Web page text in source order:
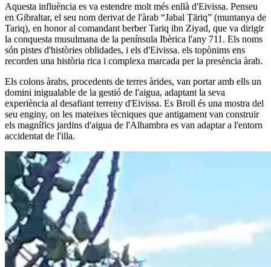
Aquesta influència es va estendre molt més enllà d'Eivissa. Penseu
en Gibraltar, el seu nom derivat de l'àrab “Jabal Ṭāriq” (muntanya de
Tariq), en honor al comandant berber Tariq ibn Ziyad, que va dirigir
la conquesta musulmana de la península Ibèrica l'any 711. Els noms
són pistes d'històries oblidades, i els d'Eivissa. els topònims ens
recorden una història rica i complexa marcada per la presència àrab.
Els colons àrabs, procedents de terres àrides, van portar amb ells un
domini inigualable de la gestió de l'aigua, adaptant la seva
experiència al desafiant terreny d'Eivissa. Es Broll és una mostra del
seu enginy, on les mateixes tècniques que antigament van construir
els magnífics jardins d'aigua de l'Alhambra es van adaptar a l'entorn
accidentat de l'illa.